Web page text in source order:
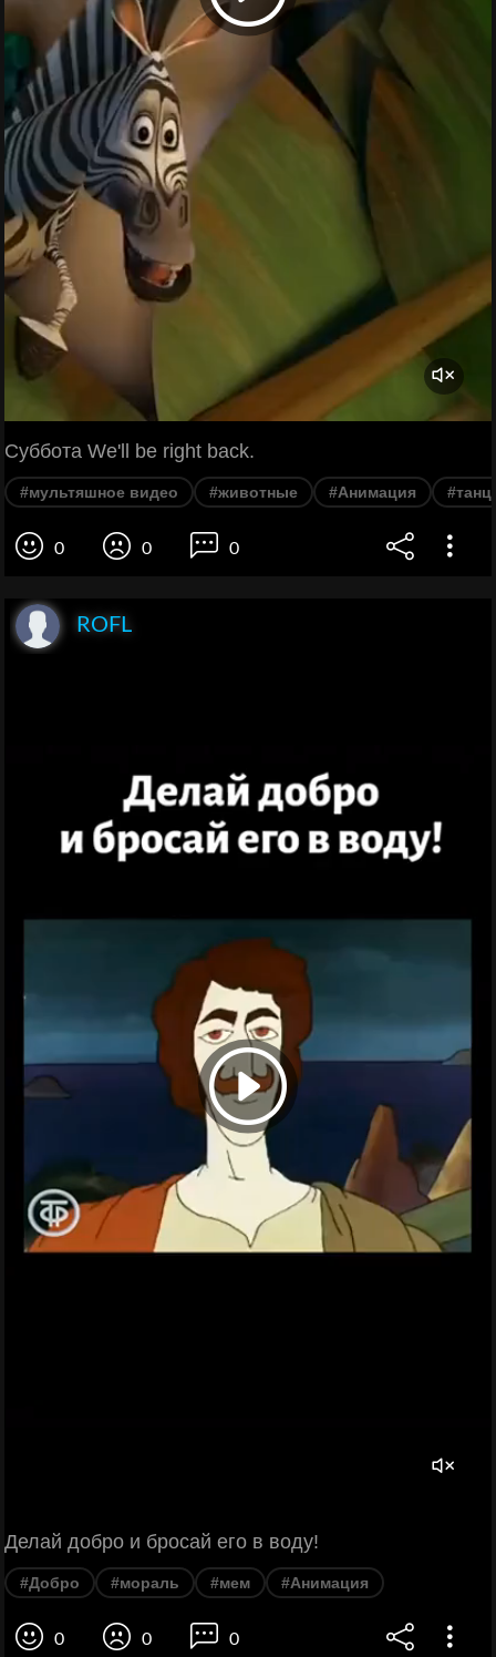
Суббота We'll be right back.
#мультяшное видео #животные #Анимация
0 0 0
ROFL
Делай добро и бросай его в воду!
#Добро #мораль #мем #Анимация
0 0 0